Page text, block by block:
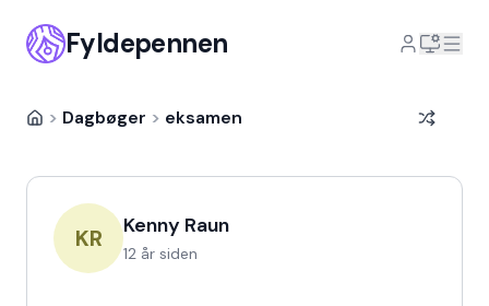
Fyldepennen
> Dagbøger > eksamen
KR Kenny Raun
12 år siden